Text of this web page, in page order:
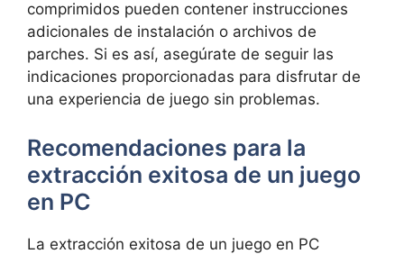
comprimidos pueden contener instrucciones
adicionales de instalación o archivos de
parches. Si es‌ así, asegúrate de seguir las​
indicaciones proporcionadas para disfrutar de
una experiencia de⁢ juego sin ⁢problemas.
Recomendaciones para la
extracción exitosa de un‍ juego
en PC
La extracción exitosa ⁣de un juego en PC